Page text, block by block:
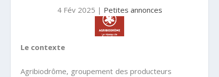
4 Fév 2025 | Petites annonces
Le contexte
Agribiodrôme, groupement des producteurs